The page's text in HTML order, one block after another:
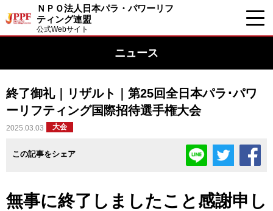
ＮＰＯ法人日本パラ・パワーリフ
ティング連盟
公式Webサイト
ニュース
終了御礼｜リザルト｜第25回全日本パラ･パワ
ーリフティング国際招待選手権大会
2025.03.03 大会
この記事をシェア
無事に終了しましたこと感謝申し